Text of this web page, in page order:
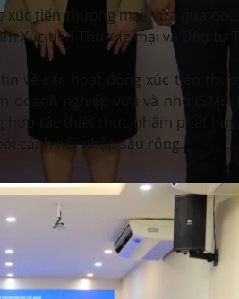
tiến thương mại, vừa qua
Xúc tiến Thương mại và Đầu tư
về các hoạt động xúc tiến
nghiệp vừa và nhỏ
tác thiết thực nhằm phát huy
cảnh hội nhập sâu rộng.